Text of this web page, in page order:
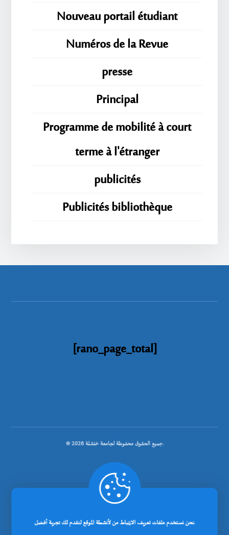
Nouveau portail étudiant
Numéros de la Revue
presse
Principal
Programme de mobilité à court
terme à l'étranger
publicités
Publicités bibliothèque
[rano_page_total]
© جميع الحقوق محفوظة لجامعة خنشلة 2026.
.
نحن نستخدم ملفات تعريف الارتباط من لأنشطة الموقع لنقدم لك تجربة أفضل.